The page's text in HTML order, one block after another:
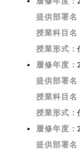
提供部署名
授業科目名
授業形式：
履修年度：
提供部署名
授業科目名
授業形式：
履修年度：
提供部署名